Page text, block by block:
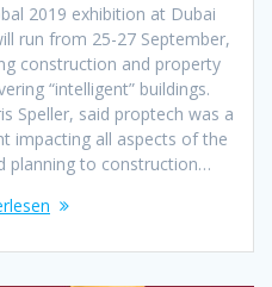
2019 exhibition at Dubai
run from 25-27 September,
construction and property
“intelligent” buildings.
Speller, said proptech was a
impacting all aspects of the
planning to construction…